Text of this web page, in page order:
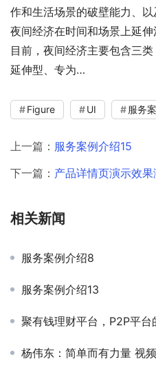
作和生活场景的破壁能力、
夜间经济在时间和场景上延伸
目前，夜间经济主要包含三
延伸型、专为…
Figure UI 服务
上一篇： 服务案例介绍15
下一篇： 产品详情页演示效
相关新闻
服务案例介绍8
服务案例介绍13
聚有钱理财平台，P2P平台
杨伟东：简单而有力量 视